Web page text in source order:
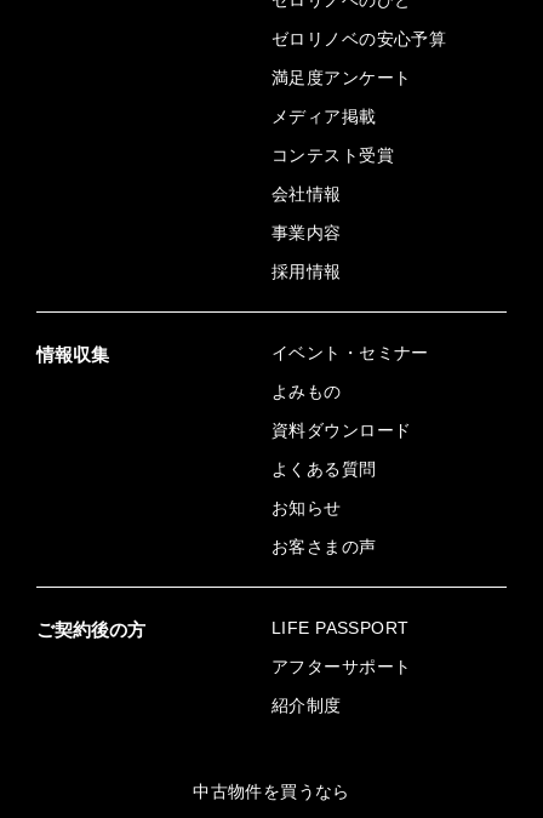
ゼロリノベの安心予算
満足度アンケート
メディア掲載
コンテスト受賞
会社情報
事業内容
採用情報
情報収集
イベント・セミナー
よみもの
資料ダウンロード
よくある質問
お知らせ
お客さまの声
ご契約後の方
LIFE PASSPORT
アフターサポート
紹介制度
中古物件を買うなら